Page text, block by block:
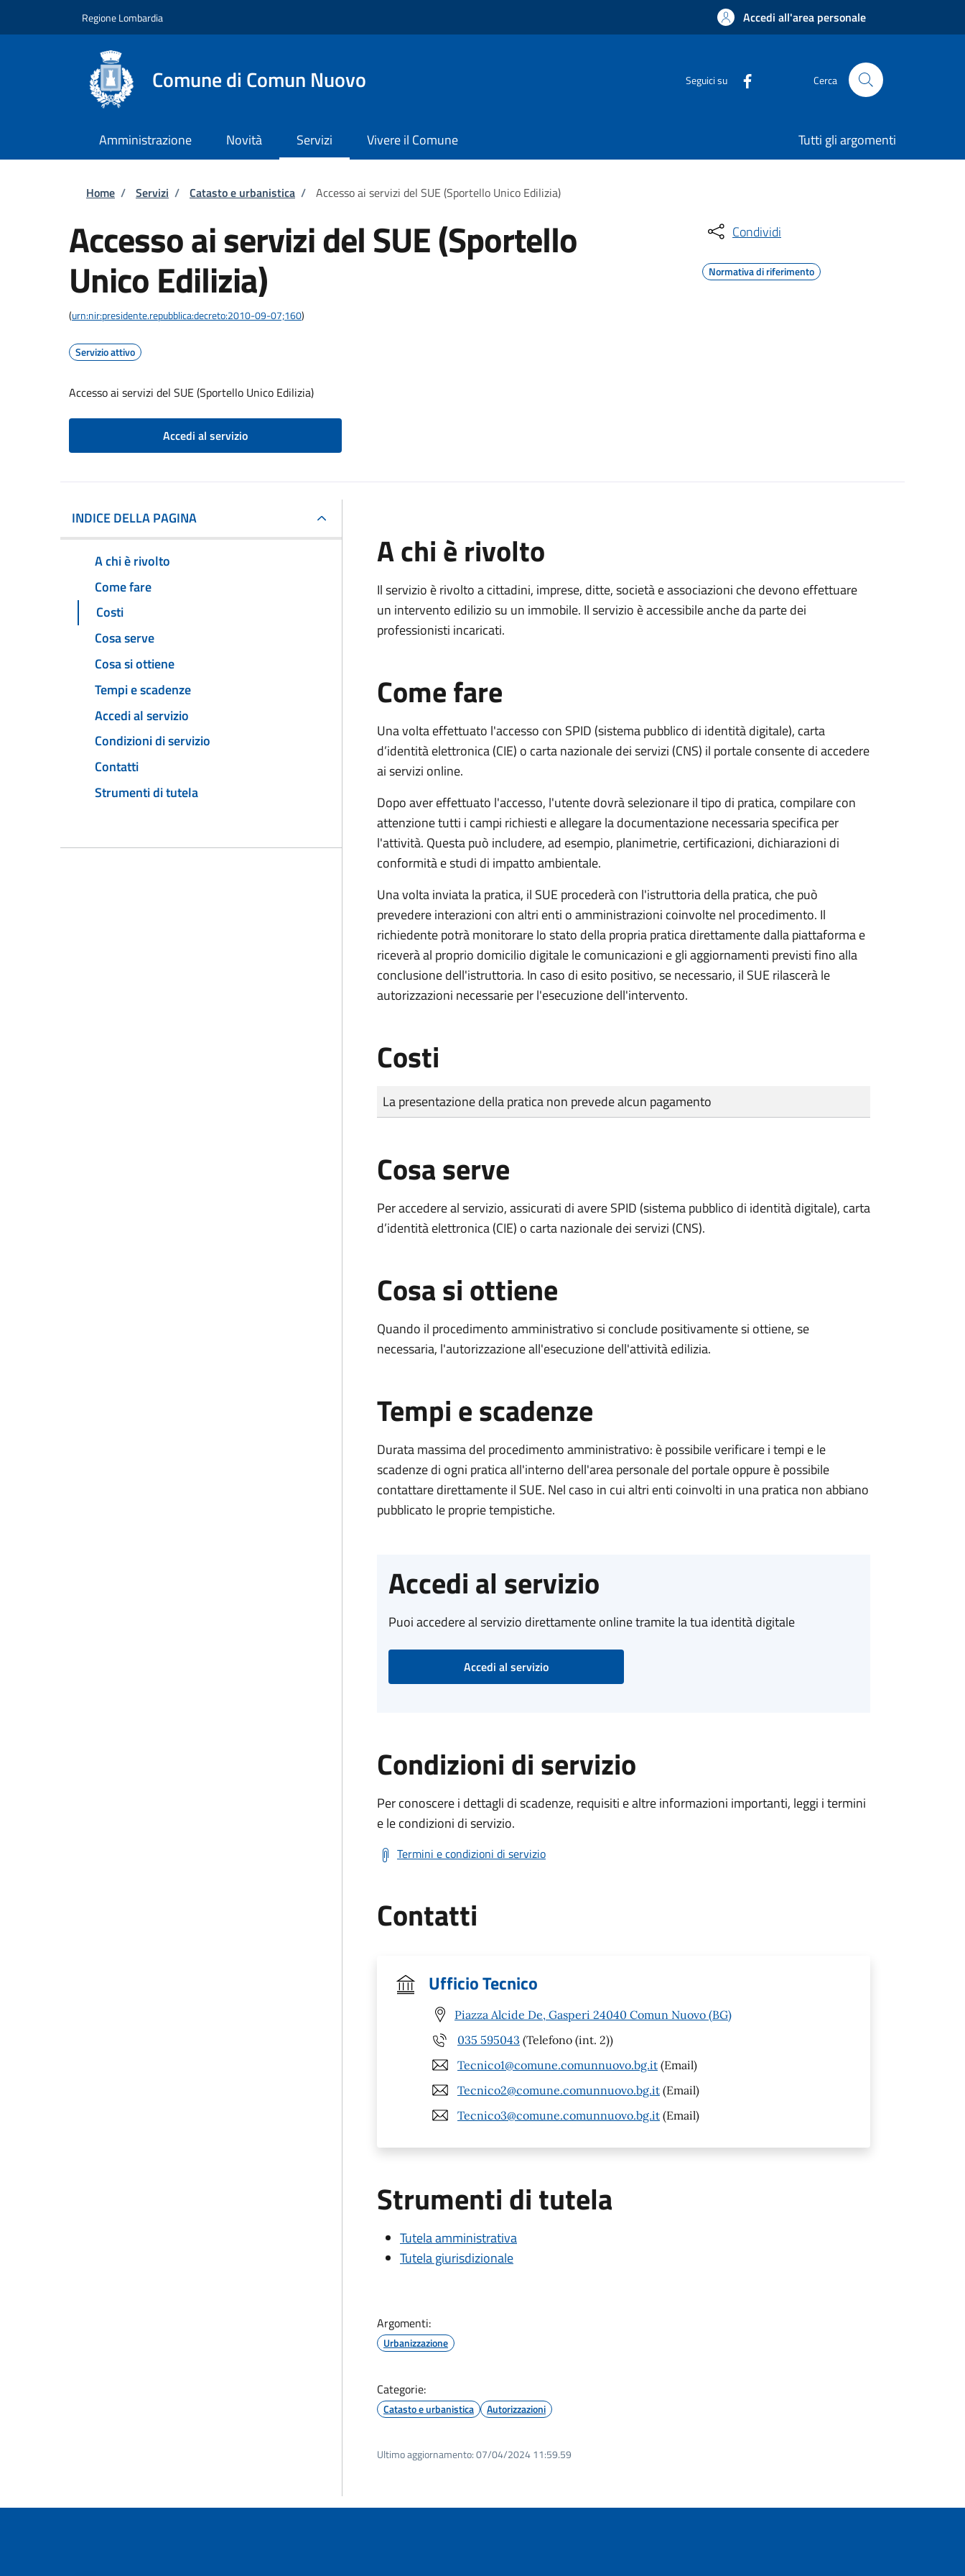
Regione Lombardia Accedi all'area personale
Comune di Comun Nuovo Seguici su Cerca
Amministrazione Novità Servizi Vivere il Comune Tutti gli argomenti
Briciole di pane
Home / Servizi / Catasto e urbanistica / Accesso ai servizi del SUE (Sportello Unico Edilizia)
Accesso ai servizi del SUE (Sportello
Unico Edilizia)
(urn:nir:presidente.repubblica:decreto:2010-09-07;160)
Servizio attivo
Accesso ai servizi del SUE (Sportello Unico Edilizia)
Accedi al servizio
Condividi
Normativa di riferimento
INDICE DELLA PAGINA
A chi è rivolto
Come fare
Costi
Cosa serve
Cosa si ottiene
Tempi e scadenze
Accedi al servizio
Condizioni di servizio
Contatti
Strumenti di tutela
A chi è rivolto
Il servizio è rivolto a cittadini, imprese, ditte, società e associazioni che devono effettuare
un intervento edilizio su un immobile. Il servizio è accessibile anche da parte dei
professionisti incaricati.
Come fare
Una volta effettuato l'accesso con SPID (sistema pubblico di identità digitale), carta
d’identità elettronica (CIE) o carta nazionale dei servizi (CNS) il portale consente di accedere
ai servizi online.
Dopo aver effettuato l'accesso, l'utente dovrà selezionare il tipo di pratica, compilare con
attenzione tutti i campi richiesti e allegare la documentazione necessaria specifica per
l'attività. Questa può includere, ad esempio, planimetrie, certificazioni, dichiarazioni di
conformità e studi di impatto ambientale.
Una volta inviata la pratica, il SUE procederà con l'istruttoria della pratica, che può
prevedere interazioni con altri enti o amministrazioni coinvolte nel procedimento. Il
richiedente potrà monitorare lo stato della propria pratica direttamente dalla piattaforma e
riceverà al proprio domicilio digitale le comunicazioni e gli aggiornamenti previsti fino alla
conclusione dell'istruttoria. In caso di esito positivo, se necessario, il SUE rilascerà le
autorizzazioni necessarie per l'esecuzione dell'intervento.
Costi
Tipo di pagamento
Importo
La presentazione della pratica non prevede alcun pagamento
Cosa serve
Per accedere al servizio, assicurati di avere SPID (sistema pubblico di identità digitale), carta
d’identità elettronica (CIE) o carta nazionale dei servizi (CNS).
Cosa si ottiene
Quando il procedimento amministrativo si conclude positivamente si ottiene, se
necessaria, l'autorizzazione all'esecuzione dell'attività edilizia.
Tempi e scadenze
Durata massima del procedimento amministrativo: è possibile verificare i tempi e le
scadenze di ogni pratica all'interno dell'area personale del portale oppure è possibile
contattare direttamente il SUE. Nel caso in cui altri enti coinvolti in una pratica non abbiano
pubblicato le proprie tempistiche.
Accedi al servizio
Puoi accedere al servizio direttamente online tramite la tua identità digitale
Accedi al servizio
Condizioni di servizio
Per conoscere i dettagli di scadenze, requisiti e altre informazioni importanti, leggi i termini
e le condizioni di servizio.
Termini e condizioni di servizio
Contatti
Ufficio Tecnico
Piazza Alcide De, Gasperi 24040 Comun Nuovo (BG)
035 595043 (Telefono (int. 2))
Tecnico1@comune.comunnuovo.bg.it (Email)
Tecnico2@comune.comunnuovo.bg.it (Email)
Tecnico3@comune.comunnuovo.bg.it (Email)
Strumenti di tutela
Tutela amministrativa
Tutela giurisdizionale
Argomenti:
Urbanizzazione
Categorie:
Catasto e urbanistica Autorizzazioni
Ultimo aggiornamento:07/04/2024 11:59.59